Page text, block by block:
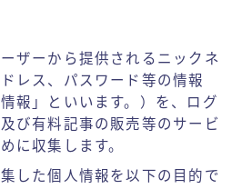
ザーから提供されるニックネ
レス、パスワード等の情報
情報」といいます。）を、ログ
び有料記事の販売等のサービ
に収集します。
した個人情報を以下の目的で